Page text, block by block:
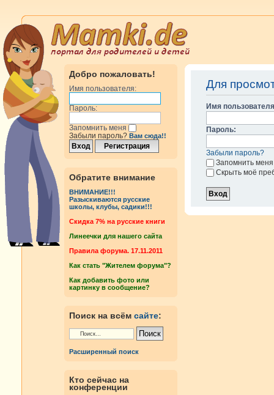
Добро пожаловать!
Имя пользователя:
Пароль:
Запомнить меня
Забыли пароль? Вам сюда!!
Обратите внимание
ВНИМАНИЕ!!!
Разыскиваются русские
школы, клубы, садики!!!
Cкидка 7% на русские книги
Линеечки для нашего сайта
Правила форума. 17.11.2011
Как стать "Жителем форума"?
Как добавить фото или
картинку в сообщение?
Поиск на всём сайте:
Расширенный поиск
Кто сейчас на
конференции
Для
Имя
Пароль:
Забыли пароль?
Запомнить меня
Скрыть моё